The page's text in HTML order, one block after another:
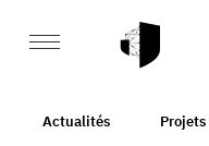
Actualités Projets